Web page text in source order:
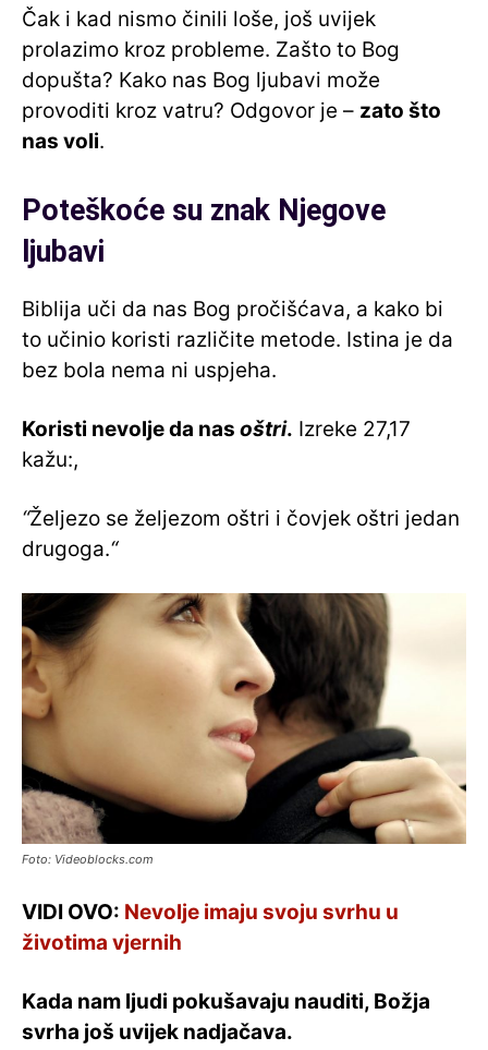
Čak i kad nismo činili loše, još uvijek
prolazimo kroz probleme. Zašto to Bog
dopušta? Kako nas Bog ljubavi može
provoditi kroz vatru? Odgovor je – zato što
nas voli.
Poteškoće su znak Njegove
ljubavi
Biblija uči da nas Bog pročišćava, a kako bi
to učinio koristi različite metode. Istina je da
bez bola nema ni uspjeha.
Koristi nevolje da nas oštri. Izreke 27,17
kažu:,
“Željezo se željezom oštri i čovjek oštri jedan
drugoga.“
Foto: Videoblocks.com
VIDI OVO: Nevolje imaju svoju svrhu u
životima vjernih
Kada nam ljudi pokušavaju nauditi, Božja
svrha još uvijek nadjačava.